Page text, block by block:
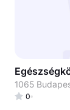
1065
0